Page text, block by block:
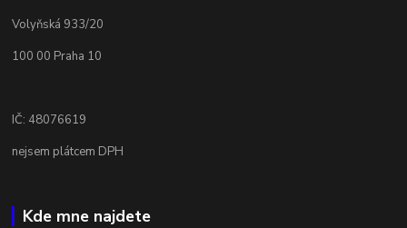
Volyňská 933/20
100 00 Praha 10
IČ: 48076619
nejsem plátcem DPH
Kde mne najdete